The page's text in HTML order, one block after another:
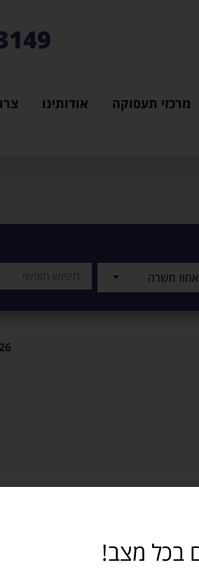
מרכזי תעסוקה אודותינו
אחוז משרה
בכל מצב!